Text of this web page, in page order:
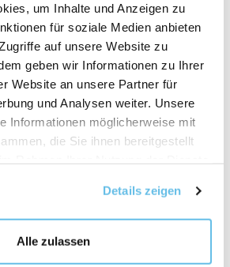
um Inhalte und Anzeigen zu
für soziale Medien anbieten
auf unsere Website zu
geben wir Informationen zu Ihrer
Website an unsere Partner für
und Analysen weiter. Unsere
Informationen möglicherweise mit
die Sie ihnen bereitgestellt
Details zeigen
Alle zulassen
mit BIO-Rohstoffen, einem
Quellen und Rohstoffen aus
ist. Wir verbinden den
mit Wissenschaft, Tests und
Erfahren Sie, warum
wichtig ist "